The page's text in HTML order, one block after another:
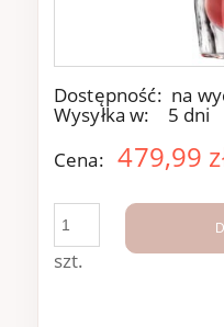
Dostępność: na
Wysyłka w:
5 dni
Cena: 479,99
szt.